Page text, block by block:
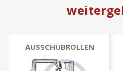
AUSSCHUBROLLEN